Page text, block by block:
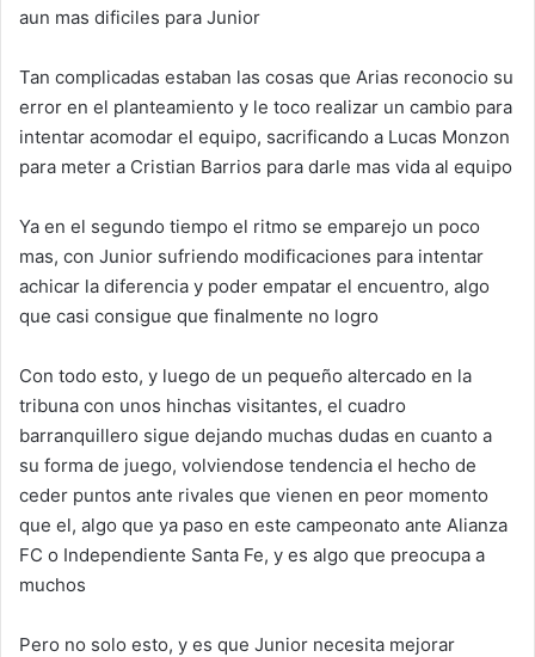
aun mas dificiles para Junior
Tan complicadas estaban las cosas que Arias reconocio su
error en el planteamiento y le toco realizar un cambio para
intentar acomodar el equipo, sacrificando a Lucas Monzon
para meter a Cristian Barrios para darle mas vida al equipo
Ya en el segundo tiempo el ritmo se emparejo un poco
mas, con Junior sufriendo modificaciones para intentar
achicar la diferencia y poder empatar el encuentro, algo
que casi consigue que finalmente no logro
Con todo esto, y luego de un pequeño altercado en la
tribuna con unos hinchas visitantes, el cuadro
barranquillero sigue dejando muchas dudas en cuanto a
su forma de juego, volviendose tendencia el hecho de
ceder puntos ante rivales que vienen en peor momento
que el, algo que ya paso en este campeonato ante Alianza
FC o Independiente Santa Fe, y es algo que preocupa a
muchos
Pero no solo esto, y es que Junior necesita mejorar